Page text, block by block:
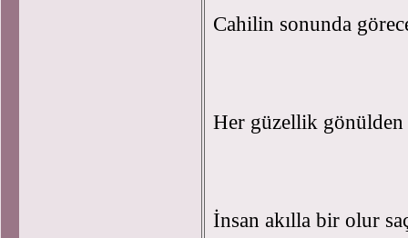
Cahilin sonunda
Her güzellik
İnsan akılla bir olur